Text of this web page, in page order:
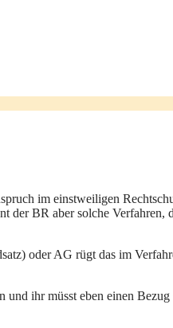
im einstweiligen
der BR aber solche Verfahren,
oder AG rügt das im
ihr müsst eben einen